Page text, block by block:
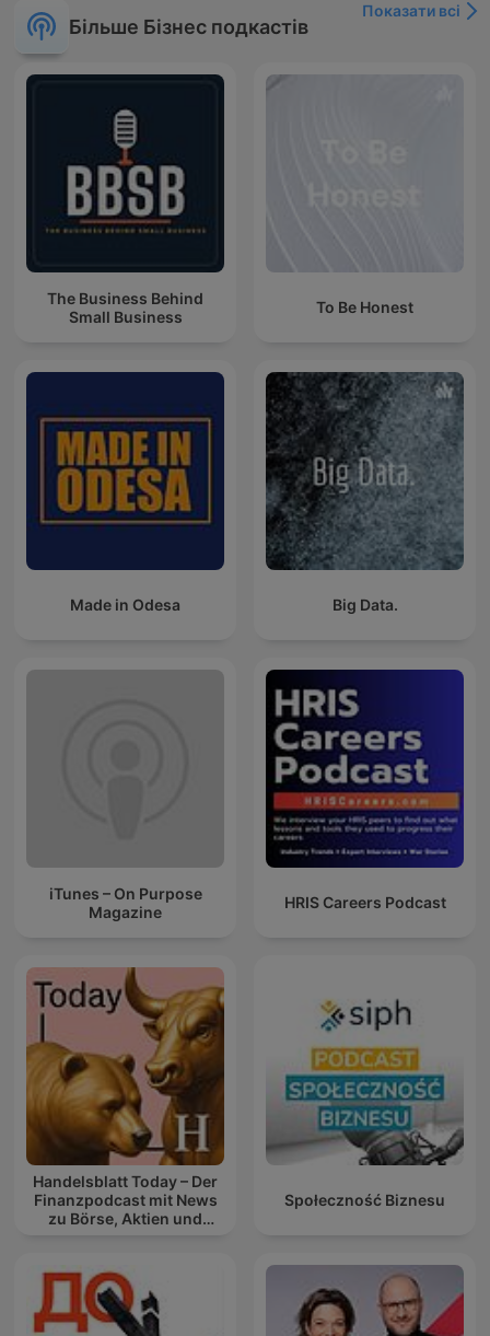
Більше Бізнес подкастів
Показати всі
The Business Behind
Small Business
To Be Honest
Made in Odesa Big Data.
iTunes – On Purpose
Magazine
HRIS Careers Podcast
Handelsblatt Today – Der
Finanzpodcast mit News
zu Börse, Aktien und
Społeczność Biznesu